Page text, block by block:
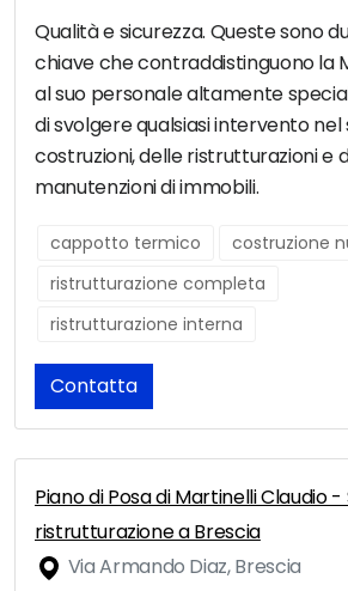
Qualità e sicurezza. Queste sono
chiave che contraddistinguono la
al suo personale altamente
di svolgere qualsiasi intervento
costruzioni, delle ristrutturazioni e
manutenzioni di immobili.
cappotto termico
costruzione
ristrutturazione completa
ristrutturazione interna
Contatta
Piano di Posa di Martinelli Claudio -
ristrutturazione a Brescia
Via Armando Diaz, Brescia